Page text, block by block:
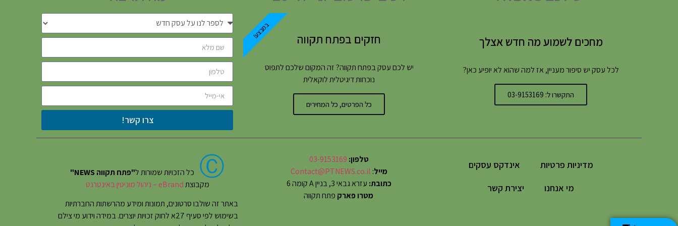
מחכים לשמוע מה חדש אצלך
לכל עסק יש סיפור מעניין, אז למה שהוא לא יופיע כאן?
התקשרו ל: 03-9153169
חזקים בפתח תקווה
יש לכם עסק בפתח תקווה? זה המקום שלכם לתפוס
נוכחות דיגיטלית לוקאלית
כל הפרטים, כל המחירים
במבצע!
צרו קשר!
מדיניות פרטיות
אינדקס עסקים
מי אנחנו
יצירת קשר
טלפון: 03-9153169
מייל:
Contact@PTNEWS.co.il
כתובת: עזרא גבאי 3, בניין A קומה 6
מטרו פארק פתח תקווה
Ⓒ כל הזכויות שמורות ל"פתח תקווה NEWS"
מקבוצתeBrand – ניהול מוניטין באינטרנט
באתר זה שולבו סרטונים, תמונות ומידע מהרשתות החברתיות
בשימוש לפי סעיף 27א לחוק זכויות יוצרים. במידה וידוע מי צילם